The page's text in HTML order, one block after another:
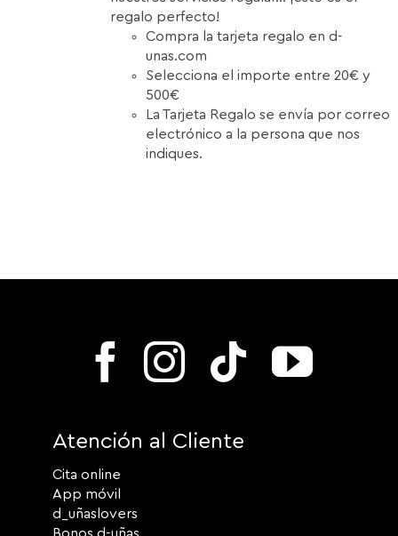
regalo perfecto!
Compra la tarjeta regalo en d-
unas.com
Selecciona el importe entre 20€ y
500€
La Tarjeta Regalo se envía por correo
electrónico a la persona que nos
indiques.
Atención al Cliente
Cita online
App móvil
d_uñaslovers